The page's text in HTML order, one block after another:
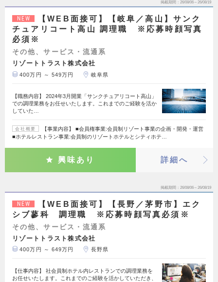
掲載期間 26/08/06～26/08/19
NEW
【WEB面接可】【岐阜／高山】サンク
チュアリコート高山 調理職 ※応募時顔写真
必須※
その他、サービス・流通系
リゾートトラスト株式会社
400万円 ～ 549万円 岐阜県
【職務内容】 2024年3月開業「サンクチュアリコート高山」
での調理業務をお任せいたします。これまでのご経験を活か
していた…
会社概要
【事業内容】 ■会員権事業:会員制リゾート事業の企画・開発・運営
■ホテルレストラン事業:会員制のリゾートホテルとシティホテ…
興味あり 詳細へ
掲載期間 26/08/06～26/08/19
NEW
【WEB面接可】【長野／茅野市】エク
シブ蓼科 調理職 ※応募時顔写真必須※
その他、サービス・流通系
リゾートトラスト株式会社
400万円 ～ 649万円 長野県
【仕事内容】 社会員制ホテル内レストランでの調理業務を
お任せいたします。これまでのご経験を活かしていただき、